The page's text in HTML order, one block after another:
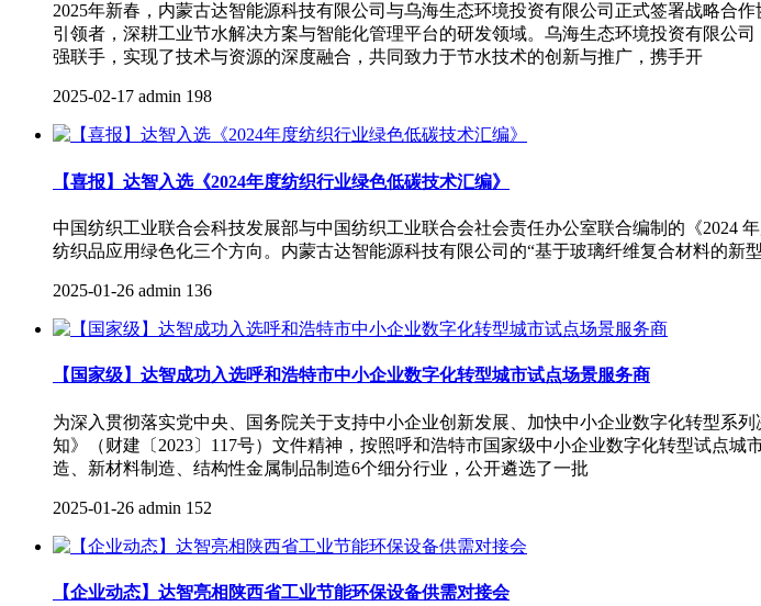
2025年新春，内蒙古达智能源科技有限公司与乌海生态环境投资有限公司正式签署战略合
引领者，深耕工业节水解决方案与智能化管理平台的研发领域。乌海生态环境投资有限公
强联手，实现了技术与资源的深度融合，共同致力于节水技术的创新与推广，携手开
2025-02-17 admin 198
【喜报】达智入选《2024年度纺织行业绿色低碳技术汇编》
中国纺织工业联合会科技发展部与中国纺织工业联合会社会责任办公室联合编制的《2024
纺织品应用绿色化三个方向。内蒙古达智能源科技有限公司的“基于玻璃纤维复合材料的新
2025-01-26 admin 136
【国家级】达智成功入选呼和浩特市中小企业数字化转型城市试点场景服务商
为深入贯彻落实党中央、国务院关于支持中小企业创新发展、加快中小企业数字化转型系
知》（财建〔2023〕117号）文件精神，按照呼和浩特市国家级中小企业数字化转型试点
造、新材料制造、结构性金属制品制造6个细分行业，公开遴选了一批
2025-01-26 admin 152
【企业动态】达智亮相陕西省工业节能环保设备供需对接会